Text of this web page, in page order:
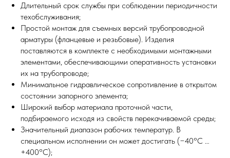
Длительный срок службы при соблюдении периодичности
техобслуживания;
Простой монтаж для съемных версий трубопроводной
арматуры (фланцевые и резьбовые). Изделия
поставляются в комплекте с необходимыми монтажными
элементами, обеспечивающими оперативность установки
их на трубопроводе;
Минимальное гидравлическое сопротивление в открытом
состоянии запорного элемента;
Широкий выбор материала проточной части,
подбираемого исходя из свойств перекачиваемой среды;
Значительный диапазон рабочих температур. В
специальном исполнении он может достигать (−40°С …
+400°С);